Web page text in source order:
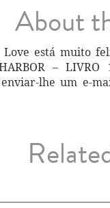
About
está muito
HARBOR –
lhe um e-